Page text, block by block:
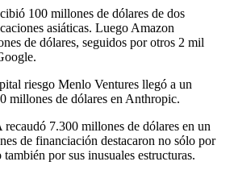
100 millones de dólares de dos
asiáticas. Luego Amazon
de dólares, seguidos por otros 2 mil
riesgo Menlo Ventures llegó a un
millones de dólares en Anthropic.
7.300 millones de dólares en un
de financiación destacaron no sólo por
por sus inusuales estructuras.